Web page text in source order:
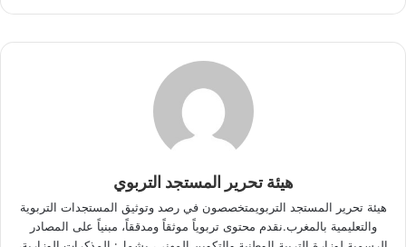
هيئة تحرير المستجد التربوي
هيئة تحرير المستجد التربويمتخصصون في رصد وتوثيق المستجدات التربوية
والتعليمية بالمغرب.نقدم محتوى تربوياً موثقاً ومدققاً، مبنياً على المصادر